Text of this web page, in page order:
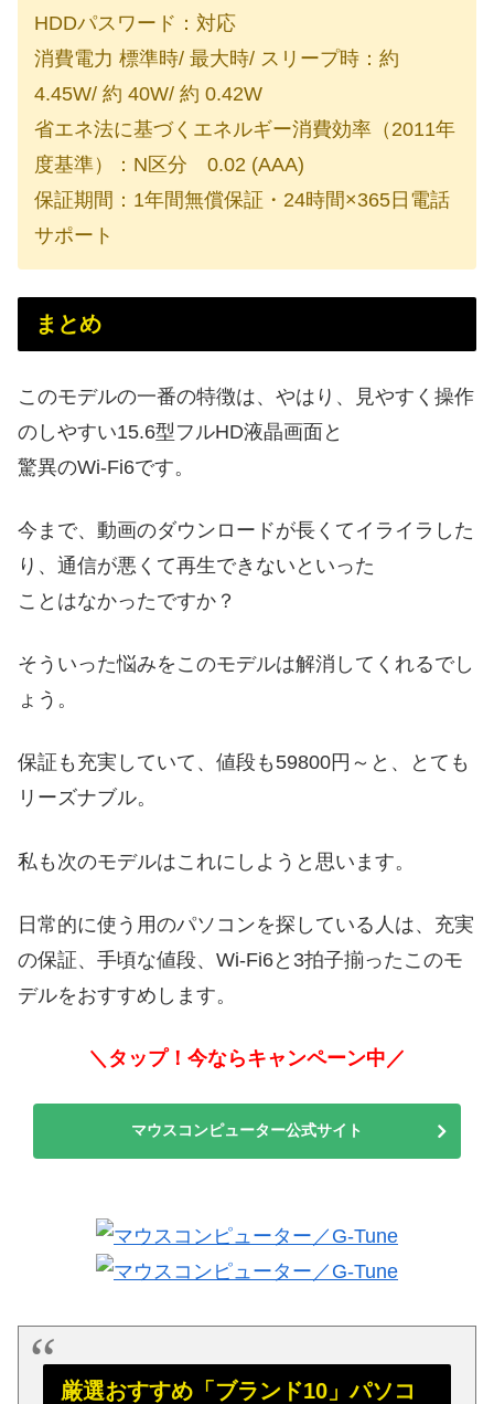
HDDパスワード：対応
消費電力 標準時/ 最大時/ スリープ時：約
4.45W/ 約 40W/ 約 0.42W
省エネ法に基づくエネルギー消費効率（2011年
度基準）：N区分 0.02 (AAA)
保証期間：1年間無償保証・24時間×365日電話
サポート
まとめ
このモデルの一番の特徴は、やはり、見やすく操作
のしやすい15.6型フルHD液晶画面と
驚異のWi-Fi6です。
今まで、動画のダウンロードが長くてイライラした
り、通信が悪くて再生できないといった
ことはなかったですか？
そういった悩みをこのモデルは解消してくれるでし
ょう。
保証も充実していて、値段も59800円～と、とても
リーズナブル。
私も次のモデルはこれにしようと思います。
日常的に使う用のパソコンを探している人は、充実
の保証、手頃な値段、Wi-Fi6と3拍子揃ったこのモ
デルをおすすめします。
＼タップ！今ならキャンペーン中／
マウスコンピューター公式サイト
厳選おすすめ「ブランド10」パソコ